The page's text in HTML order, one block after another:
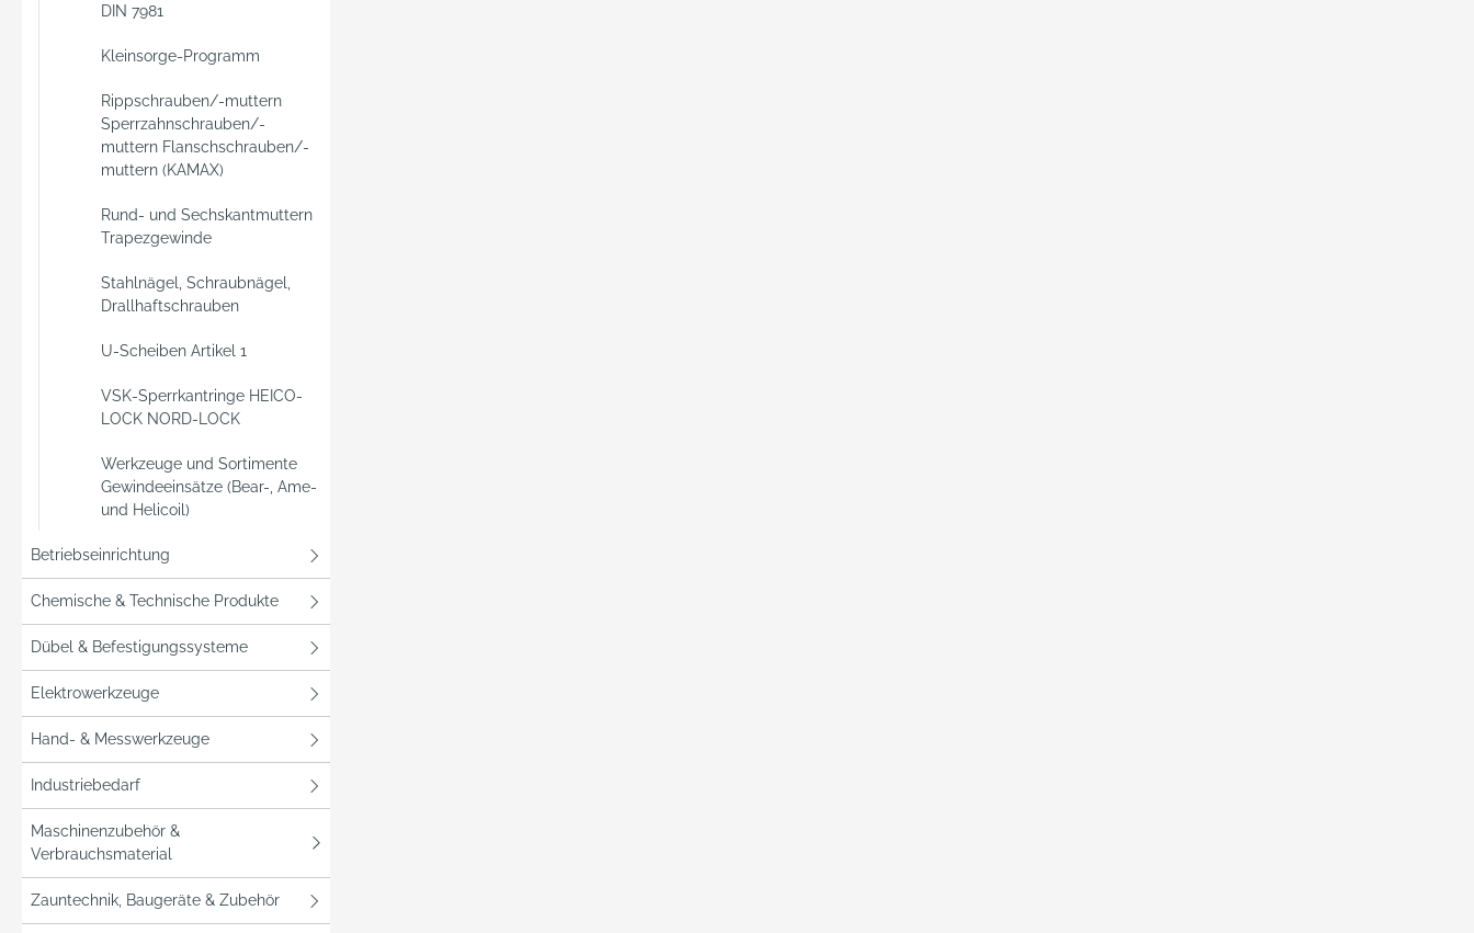
DIN 7981
Kleinsorge-Programm
Rippschrauben/-muttern
Sperrzahnschrauben/-
muttern Flanschschrauben/-
muttern (KAMAX)
Rund- und Sechskantmuttern
Trapezgewinde
Stahlnägel, Schraubnägel,
Drallhaftschrauben
U-Scheiben Artikel 1
VSK-Sperrkantringe HEICO-
LOCK NORD-LOCK
Werkzeuge und Sortimente
Gewindeeinsätze (Bear-, Ame-
und Helicoil)
Betriebseinrichtung
Chemische & Technische Produkte
Dübel & Befestigungssysteme
Elektrowerkzeuge
Hand- & Messwerkzeuge
Industriebedarf
Maschinenzubehör &
Verbrauchsmaterial
Zauntechnik, Baugeräte & Zubehör